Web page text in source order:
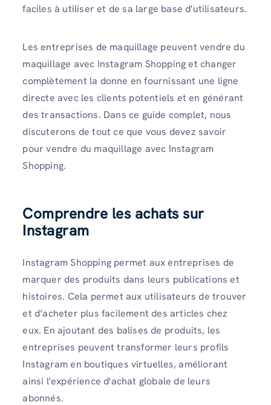
faciles à utiliser et de sa large base d'utilisateurs.
Les entreprises de maquillage peuvent vendre du
maquillage avec Instagram Shopping et changer
complètement la donne en fournissant une ligne
directe avec les clients potentiels et en générant
des transactions. Dans ce guide complet, nous
discuterons de tout ce que vous devez savoir
pour vendre du maquillage avec Instagram
Shopping.
Comprendre les achats sur
Instagram
Instagram Shopping permet aux entreprises de
marquer des produits dans leurs publications et
histoires. Cela permet aux utilisateurs de trouver
et d’acheter plus facilement des articles chez
eux. En ajoutant des balises de produits, les
entreprises peuvent transformer leurs profils
Instagram en boutiques virtuelles, améliorant
ainsi l'expérience d'achat globale de leurs
abonnés.